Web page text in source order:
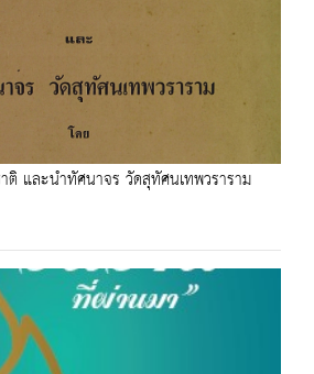
ติ และนำทัศนาจร วัดสุทัศนเทพวราราม